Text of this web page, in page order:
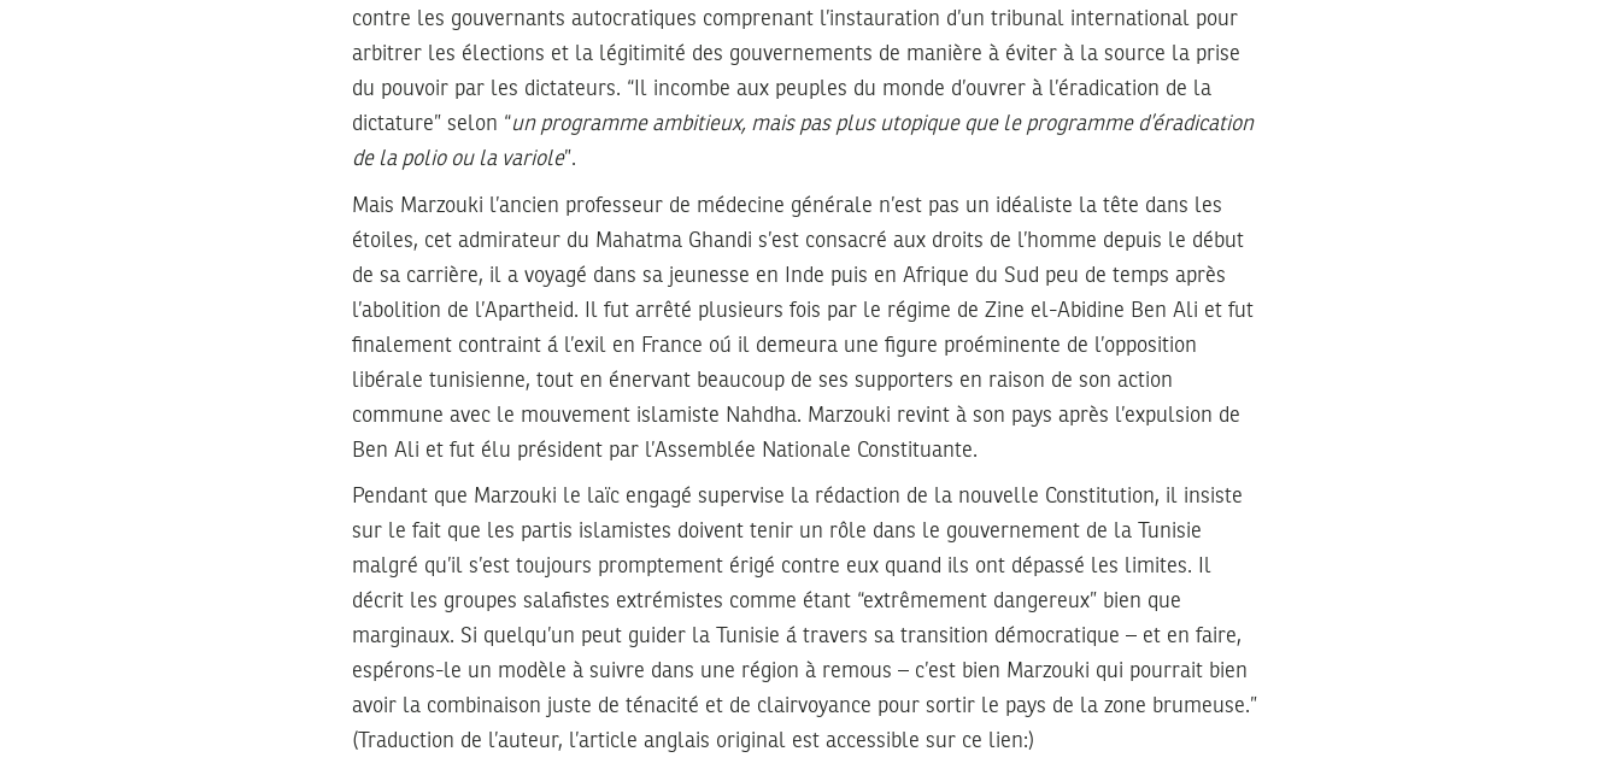
contre les gouvernants autocratiques comprenant l’instauration d’un tribunal international pour
arbitrer les élections et la légitimité des gouvernements de manière à éviter à la source la prise
du pouvoir par les dictateurs. “Il incombe aux peuples du monde d’ouvrer à l’éradication de la
dictature” selon “un programme ambitieux, mais pas plus utopique que le programme d’éradication
de la polio ou la variole”.
Mais Marzouki l’ancien professeur de médecine générale n’est pas un idéaliste la tête dans les
étoiles, cet admirateur du Mahatma Ghandi s’est consacré aux droits de l’homme depuis le début
de sa carrière, il a voyagé dans sa jeunesse en Inde puis en Afrique du Sud peu de temps après
l’abolition de l’Apartheid. Il fut arrêté plusieurs fois par le régime de Zine el-Abidine Ben Ali et fut
finalement contraint á l’exil en France oú il demeura une figure proéminente de l’opposition
libérale tunisienne, tout en énervant beaucoup de ses supporters en raison de son action
commune avec le mouvement islamiste Nahdha. Marzouki revint à son pays après l’expulsion de
Ben Ali et fut élu président par l’Assemblée Nationale Constituante.
Pendant que Marzouki le laïc engagé supervise la rédaction de la nouvelle Constitution, il insiste
sur le fait que les partis islamistes doivent tenir un rôle dans le gouvernement de la Tunisie
malgré qu’il s’est toujours promptement érigé contre eux quand ils ont dépassé les limites. Il
décrit les groupes salafistes extrémistes comme étant “extrêmement dangereux” bien que
marginaux. Si quelqu’un peut guider la Tunisie á travers sa transition démocratique – et en faire,
espérons-le un modèle à suivre dans une région à remous – c’est bien Marzouki qui pourrait bien
avoir la combinaison juste de ténacité et de clairvoyance pour sortir le pays de la zone brumeuse.”
(Traduction de l’auteur, l’article anglais original est accessible sur ce lien:)